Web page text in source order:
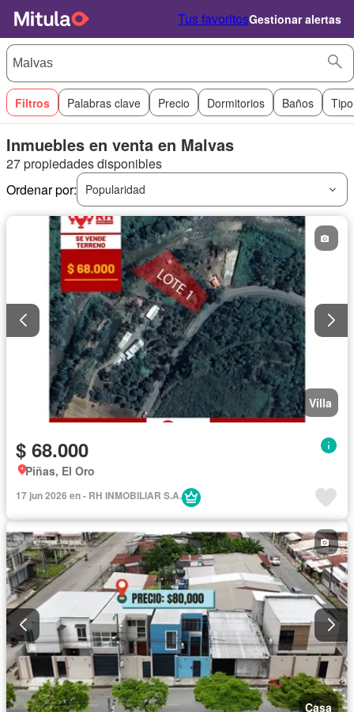
Tus favoritosGestionar alertas
Filtros Palabras clave Precio Dormitorios Baños
Inmuebles en venta en Malvas
27 propiedades disponibles
Ordenar por:
Popularidad
Villa
$ 68.000
Piñas, El Oro
17 jun 2026 en - RH INMOBILIAR S.A.
Casa